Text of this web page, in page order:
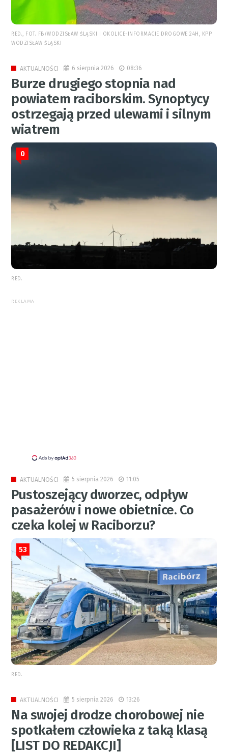
RED., FOT. FB/WODZISŁAW ŚLĄSKI I OKOLICE-INFORMACJE DROGOWE 24H, KPP
WODZISŁAW ŚLĄSKI
AKTUALNOŚCI 6 sierpnia 2026 08:36
Burze drugiego stopnia nad
powiatem raciborskim. Synoptycy
ostrzegają przed ulewami i silnym
wiatrem
0
RED.
REKLAMA
AKTUALNOŚCI 5 sierpnia 2026 11:05
Pustoszejący dworzec, odpływ
pasażerów i nowe obietnice. Co
czeka kolej w Raciborzu?
53
RED.
AKTUALNOŚCI 5 sierpnia 2026 13:26
Na swojej drodze chorobowej nie
spotkałem człowieka z taką klasą
[LIST DO REDAKCJI]